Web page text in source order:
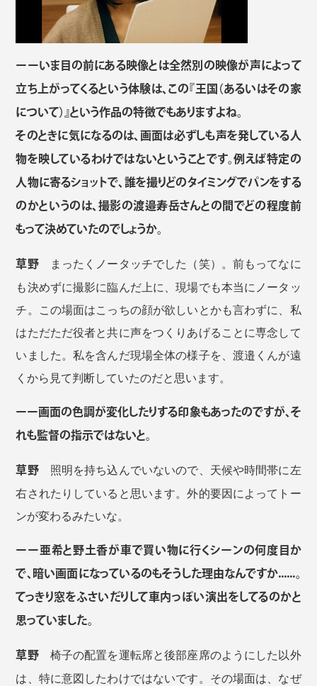
ーーいま目の前にある映像とは全然別の映像が声によって
立ち上がってくるという体験は、この『王国（あるいはその家
について）』という作品の特徴でもありますよね。
そのときに気になるのは、画面は必ずしも声を発している人
物を映しているわけではないということです。例えば特定の
人物に寄るショットで、誰を撮りどのタイミングでパンをする
のかというのは、撮影の渡邉寿岳さんとの間でどの程度前
もって決めていたのでしょうか。
草野まったくノータッチでした（笑）。前もってなに
も決めずに撮影に臨んだ上に、現場でも本当にノータッ
チ。この場面はこっちの顔が欲しいとかも言わずに、私
はただただ役者と共に声をつくりあげることに専念して
いました。私を含んだ現場全体の様子を、渡邉くんが遠
くから見て判断していたのだと思います。
ーー画面の色調が変化したりする印象もあったのですが、そ
れも監督の指示ではないと。
草野照明を持ち込んでいないので、天候や時間帯に左
右されたりしていると思います。外的要因によってトー
ンが変わるみたいな。
ーー亜希と野土香が車で買い物に行くシーンの何度目か
で、暗い画面になっているのもそうした理由なんですか......。
てっきり窓をふさいだりして車内っぽい演出をしてるのかと
思っていました。
草野椅子の配置を運転席と後部座席のようにした以外
は、特に意図したわけではないです。その場面は、なぜ